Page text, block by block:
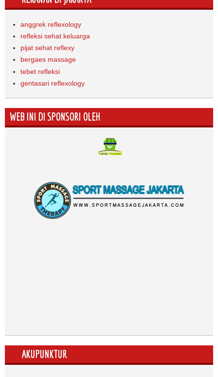
anggrek reflexology
refleksi sehat keluarga
pijat sehat reflexy
bergaes massage
tebet refleksi
gentasari reflexology
WEB INI DI SPONSORI OLEH
AKUPUNKTUR